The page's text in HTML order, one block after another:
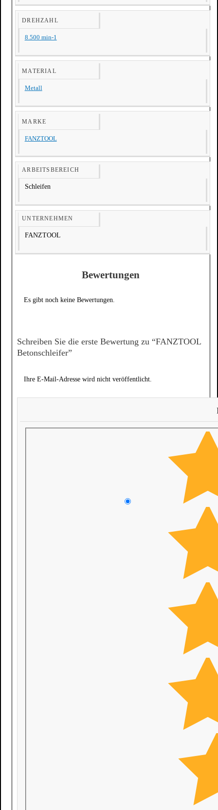
DREHZAHL
8.500 min-1
MATERIAL
Metall
MARKE
FANZTOOL
Schleifen
FANZTOOL
Bewertungen
Es gibt noch keine Bewertungen.
Schreiben Sie die erste Bewertung zu “FANZTOOL
Betonschleifer”
Ihre E-Mail-Adresse wird nicht veröffentlicht.